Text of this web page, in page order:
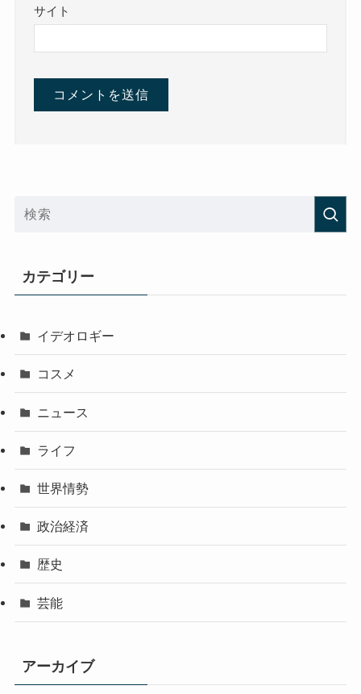
サイト
カテゴリー
イデオロギー
コスメ
ニュース
ライフ
世界情勢
政治経済
歴史
芸能
アーカイブ